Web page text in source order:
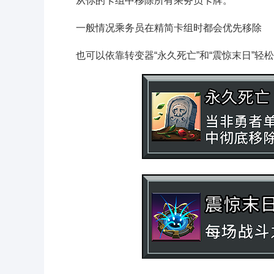
一般情况乘务员在精简卡组时都会优先移除
也可以依靠转变器“永久死亡”和“震惊末日”轻